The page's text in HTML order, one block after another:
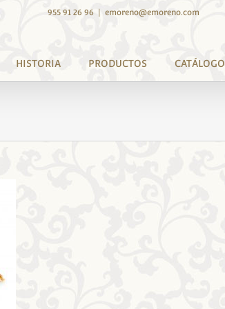
955 91 26 96 emoreno@emoreno.com
HISTORIA PRODUCTOS CATÁLOGO